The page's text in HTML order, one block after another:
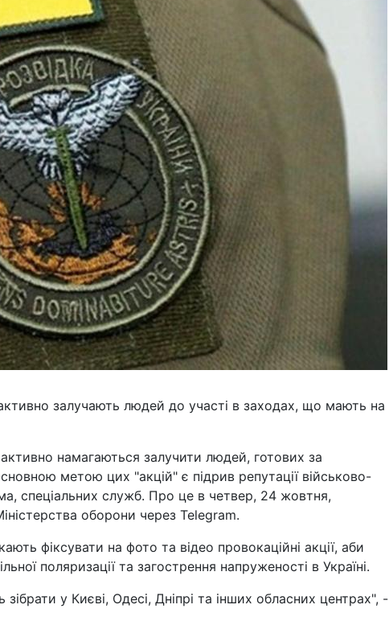
залучають людей до участі в заходах, що мають на
намагаються залучити людей, готових за
метою цих "акцій" є підрив репутації військово-
спеціальних служб. Про це в четвер, 24 жовтня,
оборони через Telegram.
фіксувати на фото та відео провокаційні акції, аби
поляризації та загострення напруженості в Україні.
зібрати у Києві, Одесі, Дніпрі та інших обласних центрах", -